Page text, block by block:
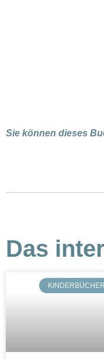
Sie können dieses
Das
KINDERBÜCHER